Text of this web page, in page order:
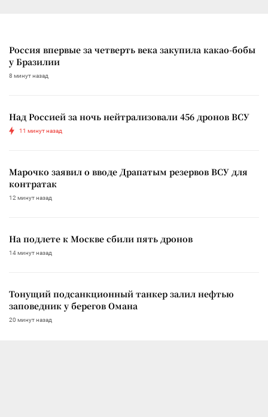
Россия впервые за четверть века закупила какао-бобы
у Бразилии
8 минут назад
Над Россией за ночь нейтрализовали 456 дронов ВСУ
11 минут назад
Марочко заявил о вводе Драпатым резервов ВСУ для
контратак
12 минут назад
На подлете к Москве сбили пять дронов
14 минут назад
Тонущий подсанкционный танкер залил нефтью
заповедник у берегов Омана
20 минут назад